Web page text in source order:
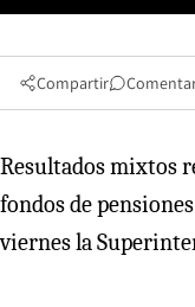
Compartir
Resultados mixtos
fondos de
viernes la